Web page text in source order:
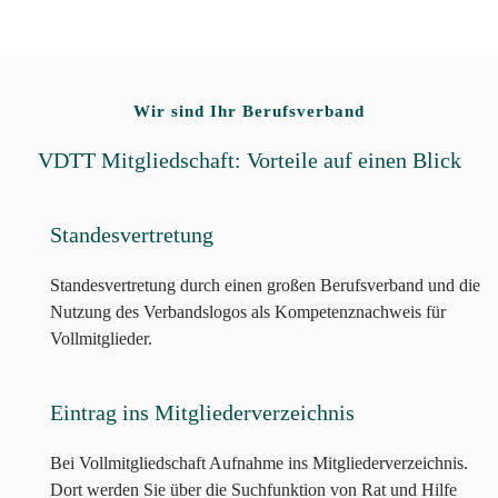
Wir sind Ihr Berufsverband
VDTT Mitgliedschaft: Vorteile auf einen Blick
Standesvertretung
Standesvertretung durch einen großen Berufsverband und die
Nutzung des Verbandslogos als Kompetenznachweis für
Vollmitglieder.
Eintrag ins Mitgliederverzeichnis
Bei Vollmitgliedschaft Aufnahme ins Mitgliederverzeichnis.
Dort werden Sie über die Suchfunktion von Rat und Hilfe